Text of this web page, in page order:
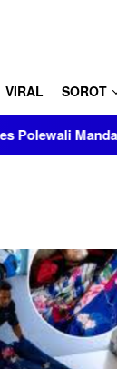
VIRAL SOROT